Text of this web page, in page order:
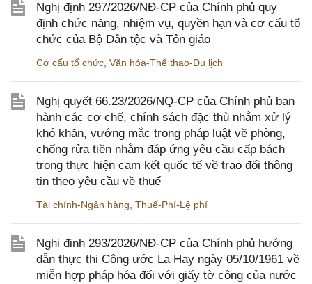
Nghị định 297/2026/NĐ-CP của Chính phủ quy
định chức năng, nhiệm vụ, quyền hạn và cơ cấu tổ
chức của Bộ Dân tộc và Tôn giáo
Cơ cấu tổ chức Văn hóa-Thể thao-Du lịch
Nghị quyết 66.23/2026/NQ-CP của Chính phủ ban
hành các cơ chế, chính sách đặc thù nhằm xử lý
khó khăn, vướng mắc trong pháp luật về phòng,
chống rửa tiền nhằm đáp ứng yêu cầu cấp bách
trong thực hiện cam kết quốc tế về trao đổi thông
tin theo yêu cầu về thuế
Tài chính-Ngân hàng Thuế-Phí-Lệ phí
Nghị định 293/2026/NĐ-CP của Chính phủ hướng
dẫn thực thi Công ước La Hay ngày 05/10/1961 về
miễn hợp pháp hóa đối với giấy tờ công của nước